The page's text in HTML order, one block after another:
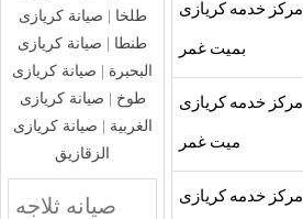
مركز خدمه كريازى
بميت غمر
مركز خدمه كريازى
ميت غمر
مركز خدمه كريازى
طلخا
صيانة كريازى
طنطا
صيانة كريازى
البحبرة
صيانة كريازى
طوخ
صيانة كريازى
الغربية
صيانة كريازى
الزقازيق
صيانه ثلاجه